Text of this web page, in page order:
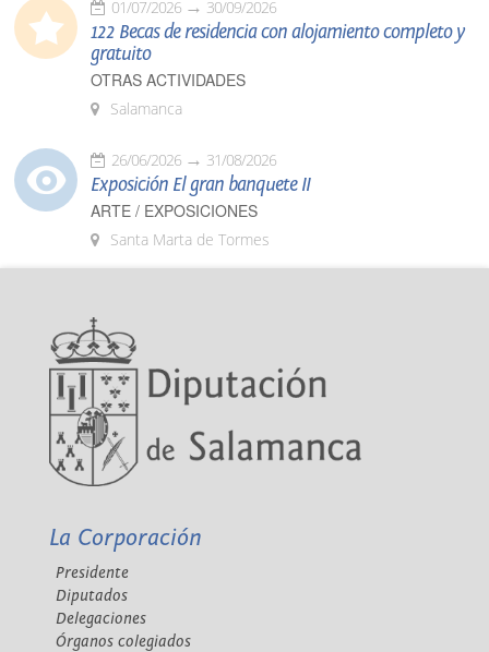
01/07/2026 30/09/2026
122 Becas de residencia con alojamiento completo y
gratuito
OTRAS ACTIVIDADES
Salamanca
26/06/2026 31/08/2026
Exposición El gran banquete II
ARTE / EXPOSICIONES
Santa Marta de Tormes
La Corporación
Presidente
Diputados
Delegaciones
Órganos colegiados